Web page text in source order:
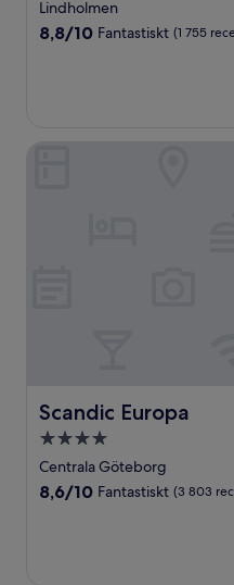
boende
Lindholmen
8.8
8,8/10 Fantastiskt (1 755
Scandic Europa
Scandic Europa
4.0-
stjärnigt
boende
Centrala Göteborg
8.6
8,6/10 Fantastiskt (3 803